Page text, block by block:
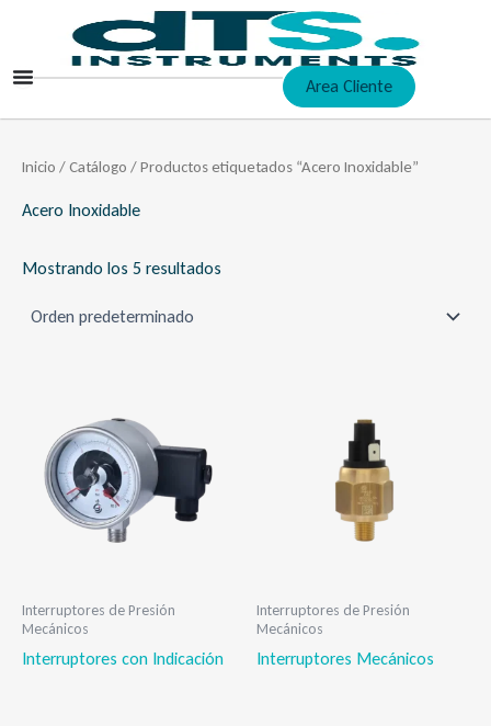
contenido
Area Cliente
Inicio /Catálogo / Productos etiquetados “Acero Inoxidable”
Acero Inoxidable
Mostrando los 5 resultados
Interruptores de Presión
Mecánicos
Interruptores con Indicación
Interruptores de Presión
Mecánicos
Interruptores Mecánicos